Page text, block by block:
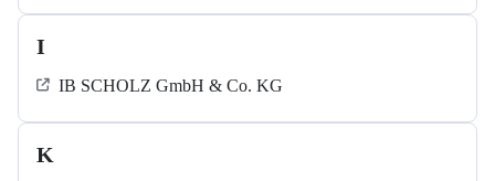
I
IB SCHOLZ GmbH & Co. KG
K